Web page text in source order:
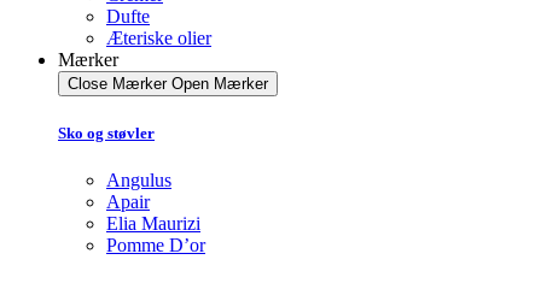
Dufte
Æteriske olier
Mærker
Close Mærker Open Mærker
Sko og støvler
Angulus
Apair
Elia Maurizi
Pomme D’or